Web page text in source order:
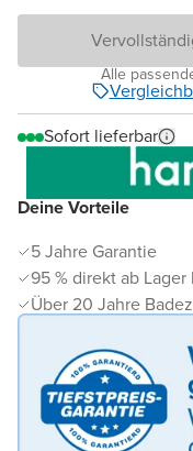
Deine Vorteile
5 Jahre Garantie
95 % direkt ab
Über 20 Jahre
Alle
Sofort lieferbar